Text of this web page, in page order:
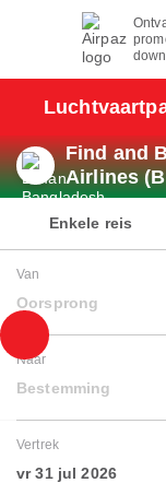
Find and
Airlines
Enkele reis
Van
Oorsprong
Naar
Bestemming
Vertrek
vr 31 jul 2026